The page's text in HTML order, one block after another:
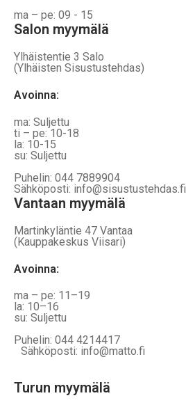
ma – pe: 09 - 15
Salon myymälä
Ylhäistentie 3 Salo
(Ylhäisten Sisustustehdas)
Avoinna:
ma: Suljettu
ti – pe: 10-18
la: 10-15
su: Suljettu
Puhelin: 044 7889904
Sähköposti: info@sisustustehdas.fi
Vantaan myymälä
Martinkyläntie 47 Vantaa
(Kauppakeskus Viisari)
Avoinna:
ma – pe: 11–19
la: 10–16
su: Suljettu
Puhelin: 044 4214417
Sähköposti: info@matto.fi
Turun myymälä